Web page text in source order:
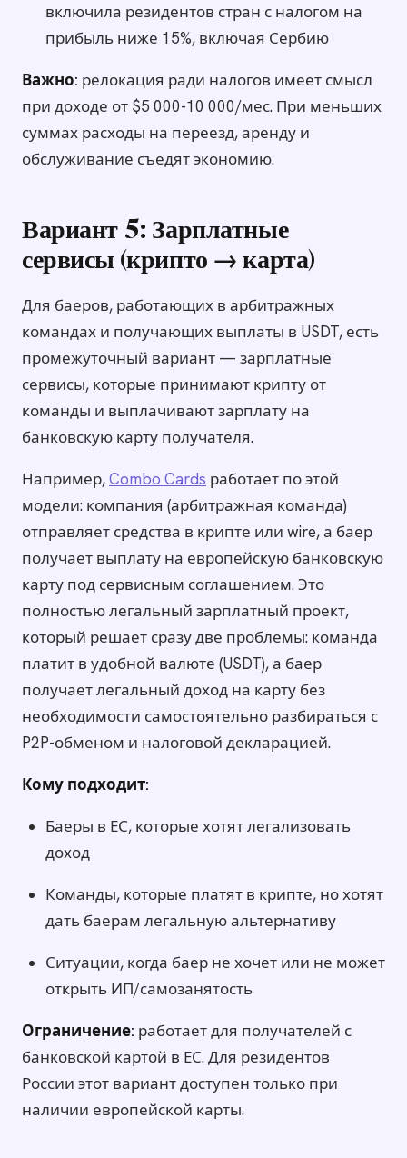
включила резидентов стран с налогом на
прибыль ниже 15%, включая Сербию
Важно: релокация ради налогов имеет смысл
при доходе от $5 000-10 000/мес. При меньших
суммах расходы на переезд, аренду и
обслуживание съедят экономию.
Вариант 5: Зарплатные
сервисы (крипто → карта)
Для баеров, работающих в арбитражных
командах и получающих выплаты в USDT, есть
промежуточный вариант — зарплатные
сервисы, которые принимают крипту от
команды и выплачивают зарплату на
банковскую карту получателя.
Например,Combo Cards работает по этой
модели: компания (арбитражная команда)
отправляет средства в крипте или wire, а баер
получает выплату на европейскую банковскую
карту под сервисным соглашением. Это
полностью легальный зарплатный проект,
который решает сразу две проблемы: команда
платит в удобной валюте (USDT), а баер
получает легальный доход на карту без
необходимости самостоятельно разбираться с
P2P-обменом и налоговой декларацией.
Кому подходит:
Баеры в ЕС, которые хотят легализовать
доход
Команды, которые платят в крипте, но хотят
дать баерам легальную альтернативу
Ситуации, когда баер не хочет или не может
открыть ИП/самозанятость
Ограничение: работает для получателей с
банковской картой в ЕС. Для резидентов
России этот вариант доступен только при
наличии европейской карты.